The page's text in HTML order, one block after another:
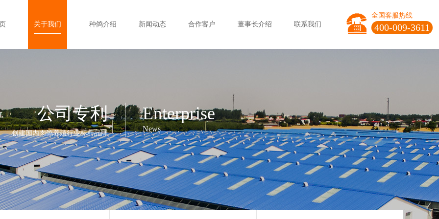
全国客服热线
400-009-3611
关于我们 种鸽介绍 新闻动态 合作客户 董事长介绍 联系我们
公司专利
创建国内肉鸽养殖行业标杆品牌
Enterprise
News